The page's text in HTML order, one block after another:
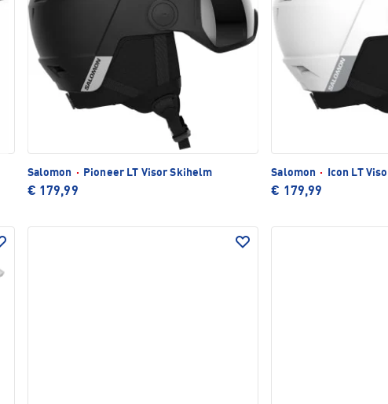
Salomon · Pioneer LT Visor Skihelm
€ 179,99
Salomon · Icon LT
€ 179,99